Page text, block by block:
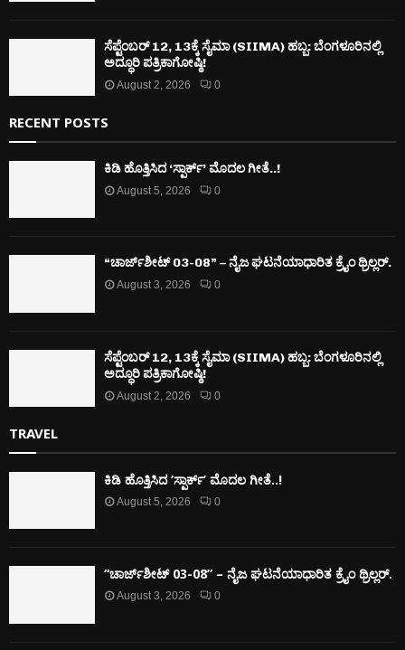
ಸೆಪ್ಟೆಂಬರ್ 12, 13ಕ್ಕೆ ಸೈಮಾ (SIIMA) ಹಬ್ಬ: ಬೆಂಗಳೂರಿನಲ್ಲಿ
ಅದ್ಧೂರಿ ಪತ್ರಿಕಾಗೋಷ್ಠಿ!
August 2, 2026 0
RECENT POSTS
ಕಿಡಿ‌‌ ಹೊತ್ತಿಸಿದ ‘ಸ್ಪಾರ್ಕ್’ ಮೊದಲ‌ ಗೀತೆ..!
August 5, 2026 0
“ಚಾರ್ಜ್‌ಶೀಟ್ 03-08” – ನೈಜ ಘಟನೆಯಾಧಾರಿತ ಕ್ರೈಂ ಥ್ರಿಲ್ಲರ್.
August 3, 2026 0
ಸೆಪ್ಟೆಂಬರ್ 12, 13ಕ್ಕೆ ಸೈಮಾ (SIIMA) ಹಬ್ಬ: ಬೆಂಗಳೂರಿನಲ್ಲಿ
ಅದ್ಧೂರಿ ಪತ್ರಿಕಾಗೋಷ್ಠಿ!
August 2, 2026 0
TRAVEL
ಕಿಡಿ‌‌ ಹೊತ್ತಿಸಿದ ‘ಸ್ಪಾರ್ಕ್’ ಮೊದಲ‌ ಗೀತೆ..!
August 5, 2026 0
“ಚಾರ್ಜ್‌ಶೀಟ್ 03-08” – ನೈಜ ಘಟನೆಯಾಧಾರಿತ ಕ್ರೈಂ ಥ್ರಿಲ್ಲರ್.
August 3, 2026 0